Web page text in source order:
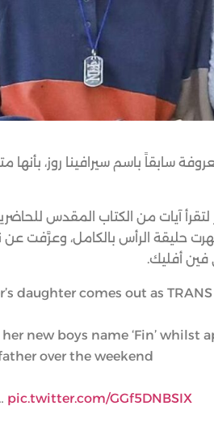
سابقاً باسم سيرافينا روز،
من العمر 15 عامًا على المنبر لتقرأ آيات من
الرأس بالكامل، وعرَّفت عن
فين أفليك.
daughter comes out as
new boys name ‘Fin’
over the weekend
pic.twitter.com/GGf5DNBSIX